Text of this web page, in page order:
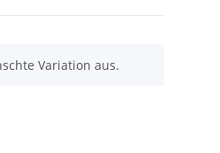
Variation aus.